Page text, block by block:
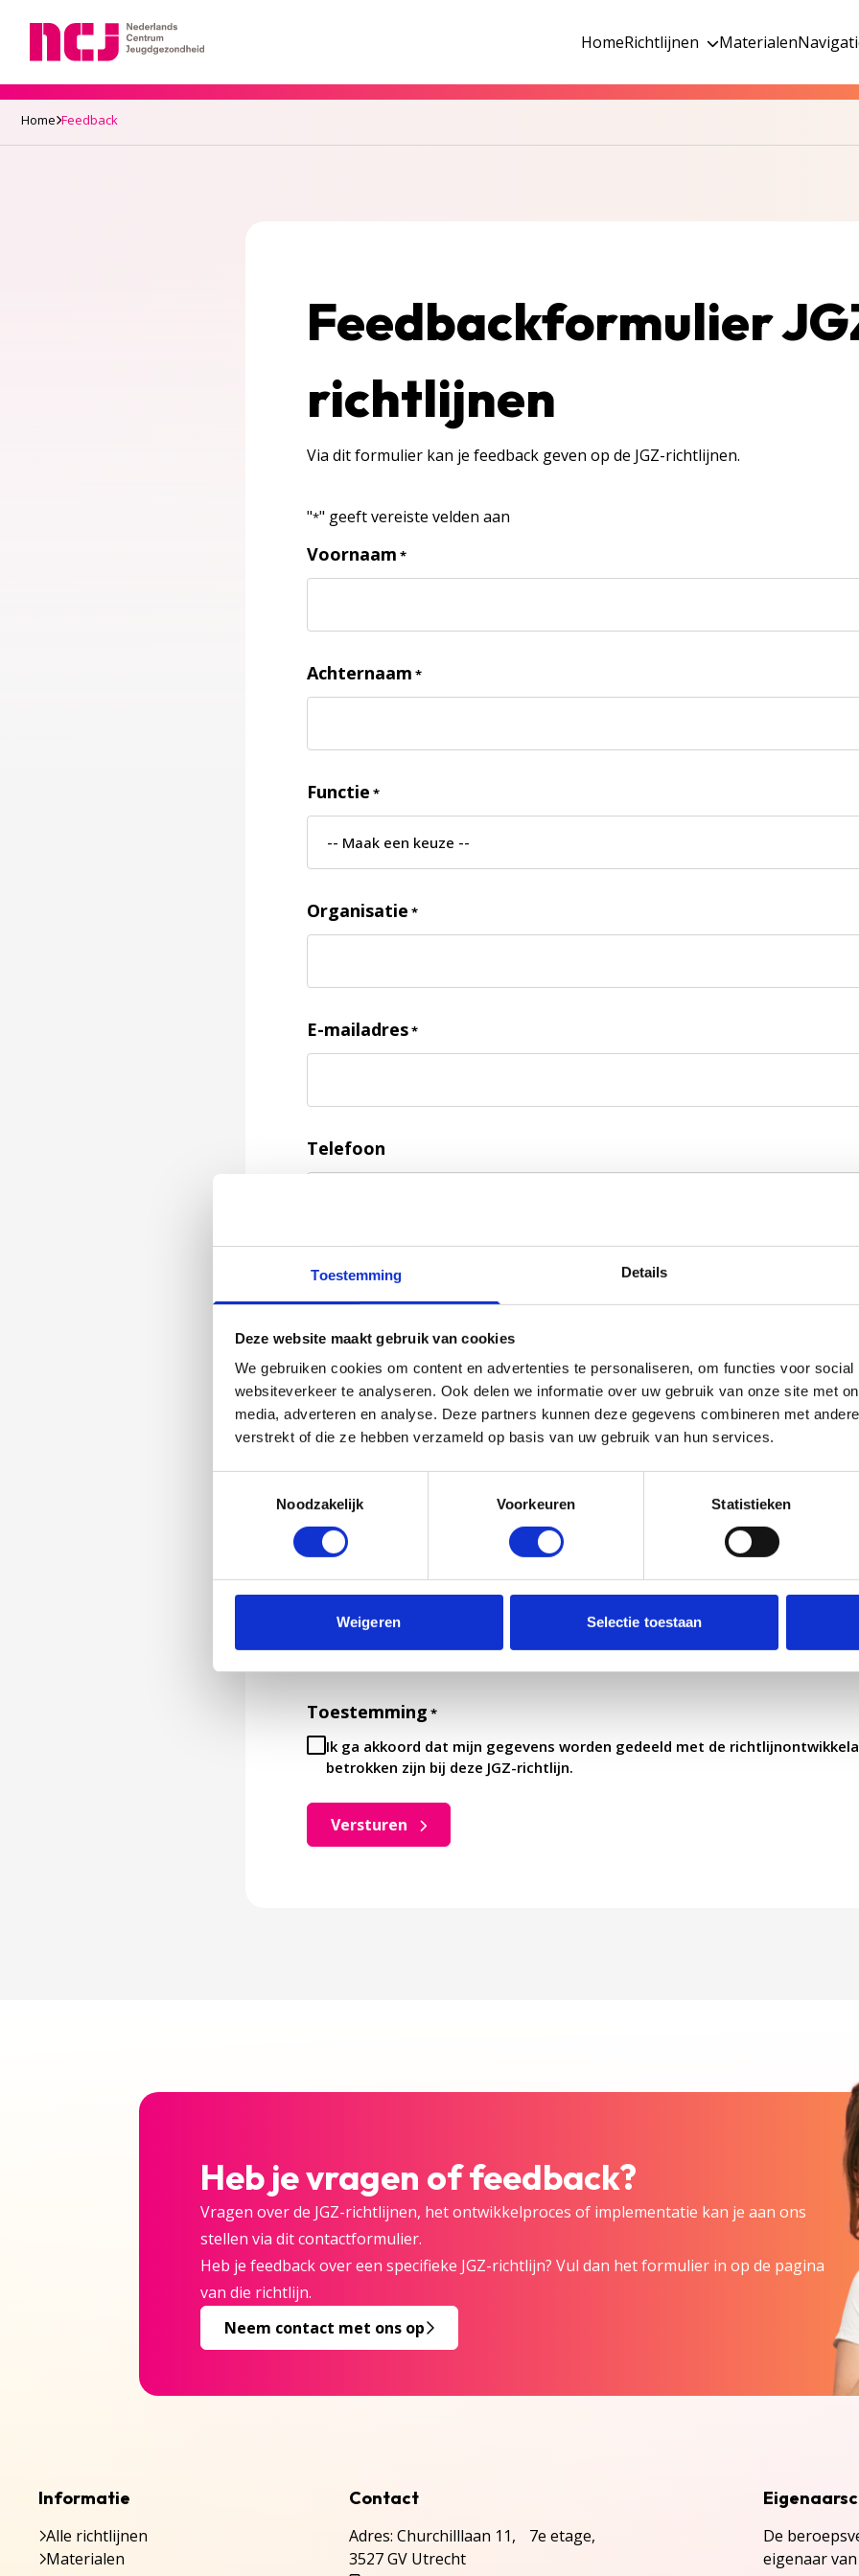
Toestemming Details
Deze website maakt gebruik van cookies
We gebruiken cookies om content en advertenties te personaliseren, om functies voor
websiteverkeer te analyseren. Ook delen we informatie over uw gebruik van onze site met
media, adverteren en analyse. Deze partners kunnen deze gegevens combineren met
verstrekt of die ze hebben verzameld op basis van uw gebruik van hun services.
Noodzakelijk
Voorkeuren Statistieken
Weigeren Selectie toestaan
HomeRichtlijnen Materialen
Home Feedback
Feedbackformulier
richtlijnen
Via dit formulier kan je feedback geven op de JGZ-richtlijnen.
"*" geeft vereiste velden aan
Voornaam *
Achternaam *
Functie *
Organisatie *
E-mailadres*
Telefoon
Feedback*
Jouw feedback wordt verwerkt door de adviseurs van het team richtlijnen
Toestemming *
Ik ga akkoord dat mijn gegevens worden gedeeld met de
betrokken zijn bij deze JGZ-richtlijn.
Versturen
Heb je vragen of feedback?
Vragen over de JGZ-richtlijnen, het ontwikkelproces of implementatie kan je aan ons
stellen via dit contactformulier.
Heb je feedback over een specifieke JGZ-richtlijn? Vul dan het formulier in op de pagina
van die richtlijn.
Neem contact met ons op
Informatie
Alle richtlijnen
Materialen
Contact
Adres: Churchilllaan 11, 7e etage,
3527 GV Utrecht
De
eigenaar